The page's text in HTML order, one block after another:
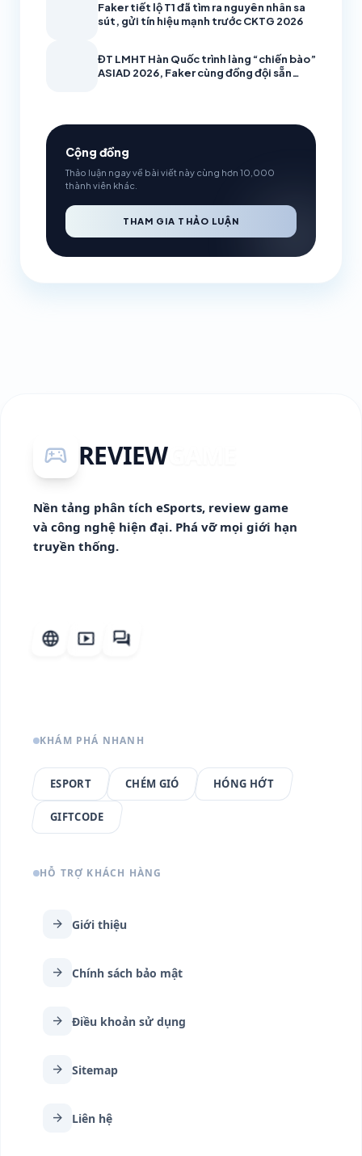
Faker tiết lộ T1 đã tìm ra nguyên nhân sa
sút, gửi tín hiệu mạnh trước CKTG 2026
ĐT LMHT Hàn Quốc trình làng “chiến bào”
ASIAD 2026, Faker cùng đồng đội sẵn
Cộng đồng
Thảo luận ngay về bài viết này cùng hơn 10,000
thành viên khác.
THAM GIA THẢO LUẬN
sports_esports REVIEWGAME
Nền tảng phân tích eSports, review game
và công nghệ hiện đại. Phá vỡ mọi giới hạn
truyền thống.
language smart_display forum
KHÁM PHÁ NHANH
ESPORT CHÉM GIÓ HÓNG HỚT
GIFTCODE
HỖ TRỢ KHÁCH HÀNG
arrow_forward Giới thiệu
arrow_forward Chính sách bảo mật
arrow_forward Điều khoản sử dụng
arrow_forward Sitemap
arrow_forward Liên hệ